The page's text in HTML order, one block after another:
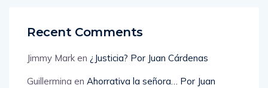
Recent Comments
Jimmy Mark en ¿Justicia? Por Juan Cárdenas
Guillermina en Ahorrativa la señora… Por Juan